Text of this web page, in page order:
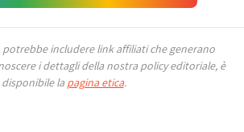
includere link affiliati che generano
i dettagli della nostra policy editoriale, è
disponibile la pagina etica.